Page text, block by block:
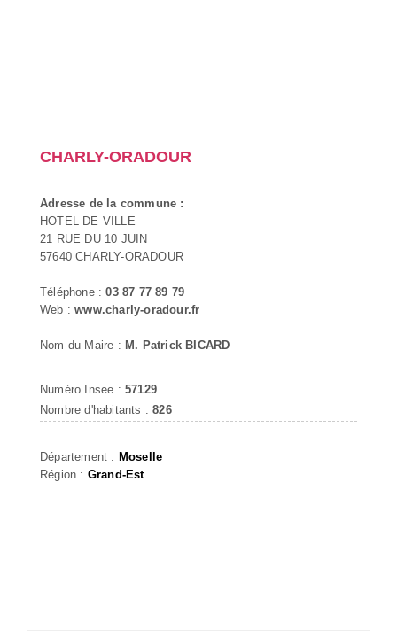
CHARLY-ORADOUR
Adresse de la commune :
HOTEL DE VILLE
21 RUE DU 10 JUIN
57640 CHARLY-ORADOUR
Téléphone :03 87 77 89 79
Web :www.charly-oradour.fr
Nom du Maire : M. Patrick BICARD
Numéro Insee : 57129
Nombre d'habitants :826
Département : Moselle
Région : Grand-Est